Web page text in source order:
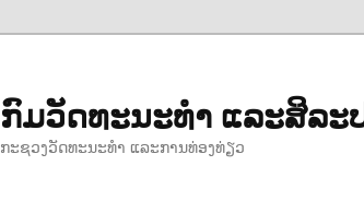
ກົມວັດທະນະທຳ ແລະສິລະ
ກະຊວງວັດທະນະທຳ ແລະການທ່ອງທ່ຽວ